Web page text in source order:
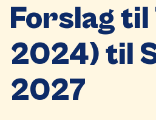
Forslag
2024) til
2027